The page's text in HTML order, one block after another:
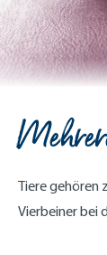
Tiere gehören
Vierbeiner bei